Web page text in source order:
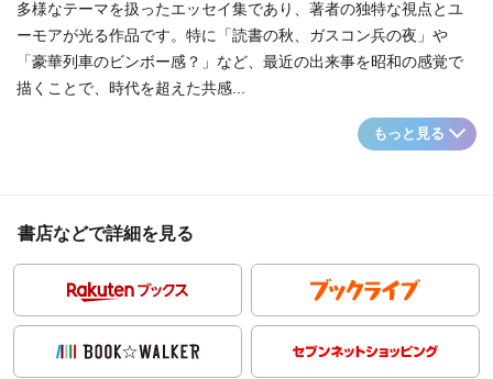
多様なテーマを扱ったエッセイ集であり、著者の独特な視点とユ
ーモアが光る作品です。特に「読書の秋、ガスコン兵の夜」や
「豪華列車のビンボー感？」など、最近の出来事を昭和の感覚で
描くことで、時代を超えた共感...
もっと見る
書店などで詳細を見る